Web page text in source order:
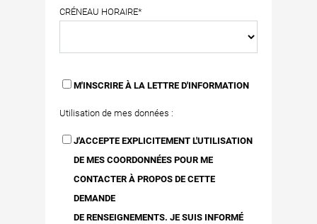
CRÉNEAU HORAIRE*
M'INSCRIRE À LA LETTRE D'INFORMATION
Utilisation de mes données :
J'ACCEPTE EXPLICITEMENT L'UTILISATION
DE MES COORDONNÉES POUR ME
CONTACTER À PROPOS DE CETTE
DEMANDE
DE RENSEIGNEMENTS. JE SUIS INFORMÉ